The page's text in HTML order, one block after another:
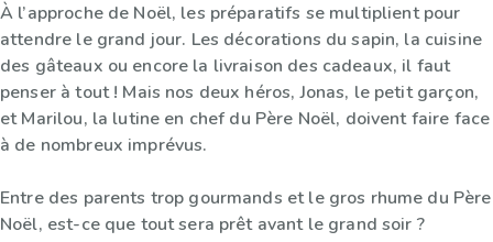
À l’approche de Noël, les préparatifs se multiplient pour
attendre le grand jour. Les décorations du sapin, la cuisine
des gâteaux ou encore la livraison des cadeaux, il faut
penser à tout ! Mais nos deux héros, Jonas, le petit garçon,
et Marilou, la lutine en chef du Père Noël, doivent faire face
à de nombreux imprévus.
Entre des parents trop gourmands et le gros rhume du Père
Noël, est-ce que tout sera prêt avant le grand soir ?